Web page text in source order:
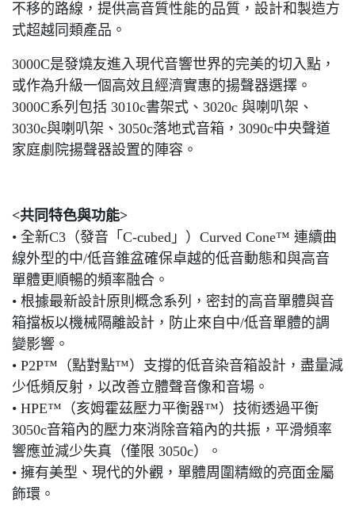
不移的路線，提供高音質性能的品質，設計和製造方
式超越同類產品。
3000C是發燒友進入現代音響世界的完美的切入點，
或作為升級一個高效且經濟實惠的揚聲器選擇。
3000C系列包括 3010c書架式、3020c 與喇叭架、
3030c與喇叭架、3050c落地式音箱，3090c中央聲道
家庭劇院揚聲器設置的陣容。
<共同特色與功能>
• 全新C3（發音「C-cubed」）Curved Cone™ 連續曲
線外型的中/低音錐盆確保卓越的低音動態和與高音
單體更順暢的頻率融合。
• 根據最新設計原則概念系列，密封的高音單體與音
箱擋板以機械隔離設計，防止來自中/低音單體的調
變影響。
• P2P™（點對點™）支撐的低音染音箱設計，盡量減
少低頻反射，以改善立體聲音像和音場。
• HPE™（亥姆霍茲壓力平衡器™）技術透過平衡
3050c音箱內的壓力來消除音箱內的共振，平滑頻率
響應並減少失真（僅限 3050c）。
• 擁有美型、現代的外觀，單體周圍精緻的亮面金屬
飾環。